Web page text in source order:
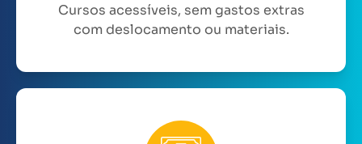
Cursos acessíveis, sem gastos extras
com deslocamento ou materiais.